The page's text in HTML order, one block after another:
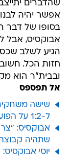
שהדברים
אפשר יהיה
בסופו של דבר
אבוקסיס, אבל
הגיע לשלב
חזות הכל.
ובבית"ר הוא
אל תפספס
שישה
ל-1:2 על הפועל חדרה
אבוקסיס:
שתהיה
יוסי